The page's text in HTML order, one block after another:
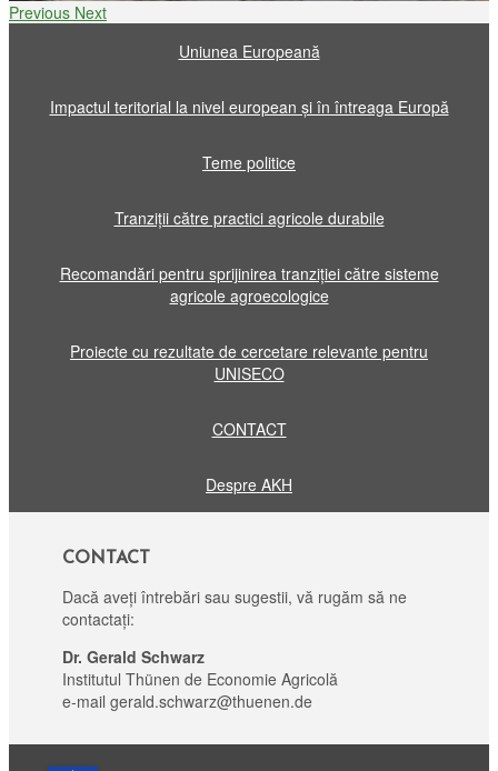
Previous Next
Uniunea Europeană
Impactul teritorial la nivel european și în întreaga Europă
Teme politice
Tranziții către practici agricole durabile
Recomandări pentru sprijinirea tranziției către sisteme
agricole agroecologice
Proiecte cu rezultate de cercetare relevante pentru
UNISECO
CONTACT
Despre AKH
CONTACT
Dacă aveți întrebări sau sugestii, vă rugăm să ne
contactați:
Dr. Gerald Schwarz
Institutul Thünen de Economie Agricolă
e-mail gerald.schwarz@thuenen.de